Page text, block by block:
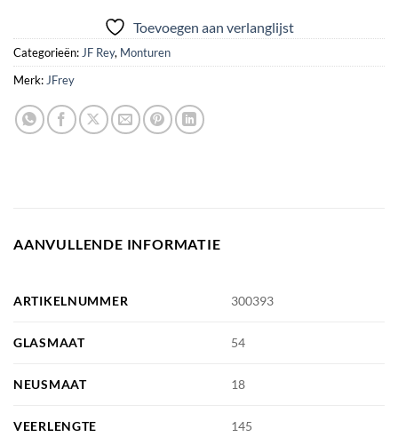
Toevoegen aan verlanglijst
Categorieën: JF Rey, Monturen
Merk: JFrey
AANVULLENDE INFORMATIE
ARTIKELNUMMER 300393
GLASMAAT 54
NEUSMAAT 18
VEERLENGTE 145